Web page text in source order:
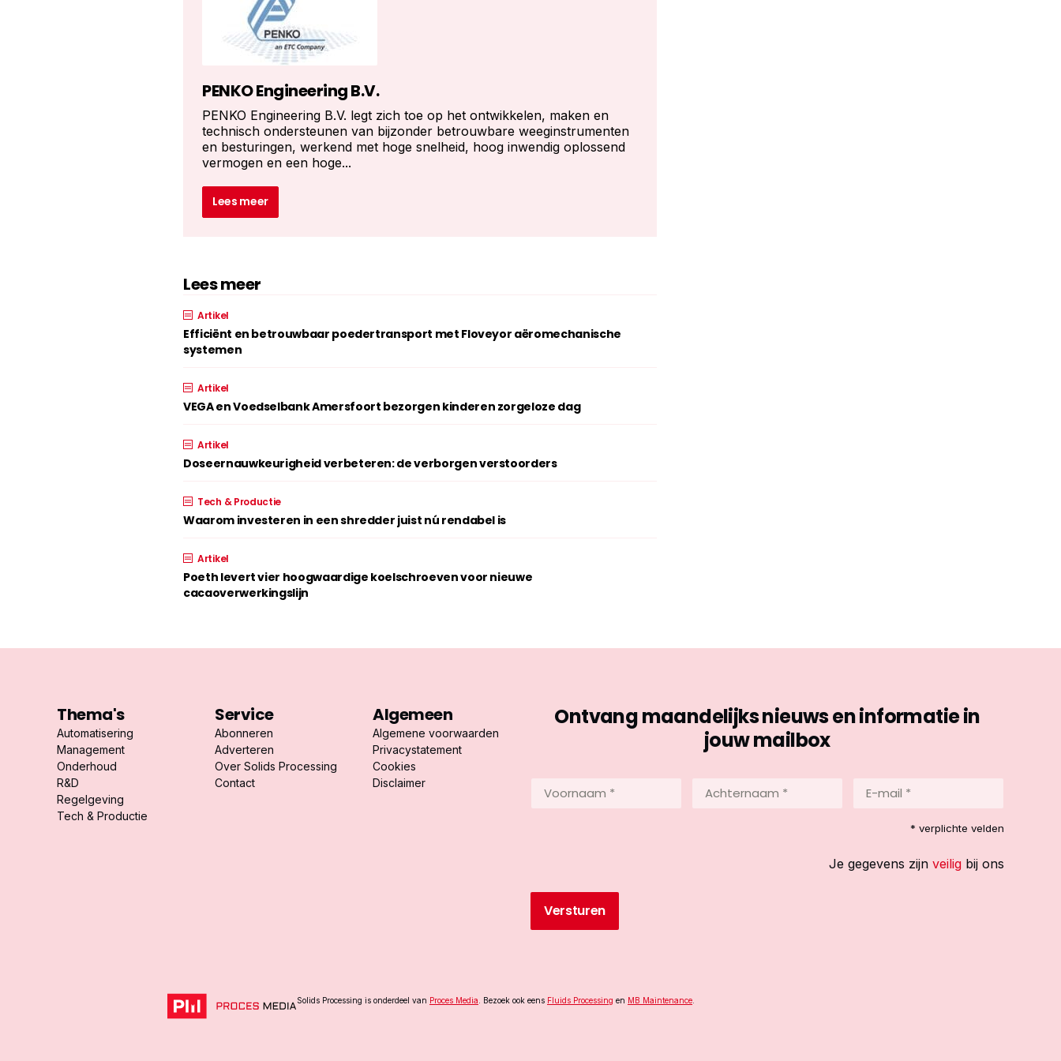
PENKO Engineering B.V.
PENKO Engineering B.V. legt zich toe op het ontwikkelen, maken en
technisch ondersteunen van bijzonder betrouwbare weeginstrumenten
en besturingen, werkend met hoge snelheid, hoog inwendig oplossend
vermogen en een hoge...
Lees meer
Lees meer
Artikel
Efficiënt en betrouwbaar poedertransport met Floveyor aëromechanische
systemen
Artikel
VEGA en Voedselbank Amersfoort bezorgen kinderen zorgeloze dag
Artikel
Doseernauwkeurigheid verbeteren: de verborgen verstoorders
Tech & Productie
Waarom investeren in een shredder juist nú rendabel is
Artikel
Poeth levert vier hoogwaardige koelschroeven voor nieuwe
cacaoverwerkingslijn
Thema's
Automatisering
Management
Onderhoud
R&D
Regelgeving
Tech & Productie
Service
Abonneren
Adverteren
Over Solids Processing
Contact
Algemeen
Algemene voorwaarden
Privacystatement
Cookies
Disclaimer
Ontvang maandelijks nieuws en informatie in
jouw mailbox
mail
* verplichte velden
Je gegevens zijn veilig bij ons
Solids Processing is onderdeel van Proces Media . Bezoek ook eens Fluids Processing en MB Maintenance